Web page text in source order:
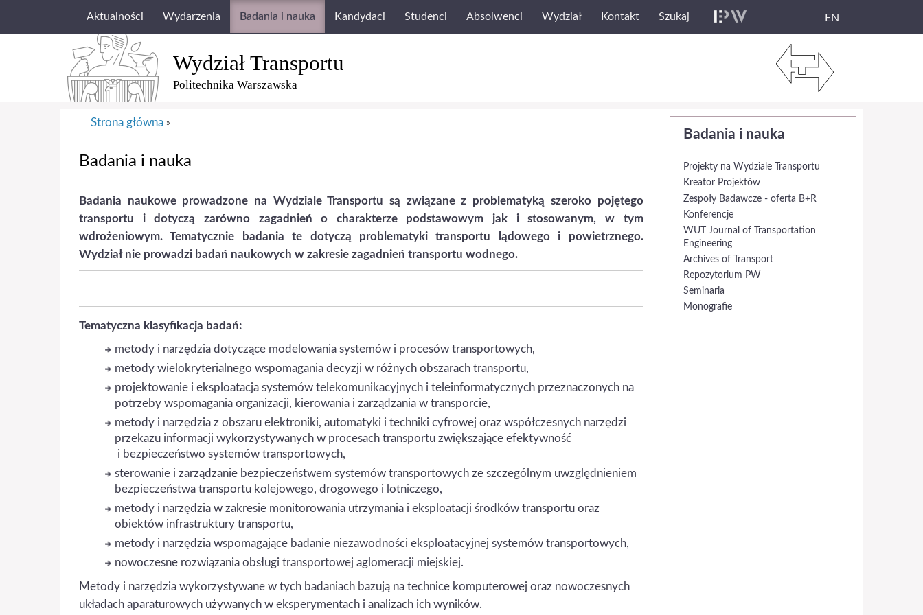
Aktualności Wydarzenia Badania i nauka Kandydaci Studenci Absolwenci Wydział Kontakt Szukaj EN
Wydział Transportu
Politechnika Warszawska
Badania i nauka
Projekty na Wydziale Transportu
Kreator Projektów
Zespoły Badawcze - oferta B+R
Konferencje
WUT Journal of Transportation
Engineering
Archives of Transport
Repozytorium PW
Seminaria
Monografie
Strona główna »
Badania i nauka
Badania naukowe prowadzone na Wydziale Transportu są związane z problematyką szeroko pojętego
transportu i dotyczą zarówno zagadnień o charakterze podstawowym jak i stosowanym, w tym
wdrożeniowym. Tematycznie badania te dotyczą problematyki transportu lądowego i powietrznego.
Wydział nie prowadzi badań naukowych w zakresie zagadnień transportu wodnego.
Tematyczna klasyfikacja badań:
metody i narzędzia dotyczące modelowania systemów i procesów transportowych,
metody wielokryterialnego wspomagania decyzji w różnych obszarach transportu,
projektowanie i eksploatacja systemów telekomunikacyjnych i teleinformatycznych przeznaczonych na
potrzeby wspomagania organizacji, kierowania i zarządzania w transporcie,
metody i narzędzia z obszaru elektroniki, automatyki i techniki cyfrowej oraz współczesnych narzędzi
przekazu informacji wykorzystywanych w procesach transportu zwiększające efektywność
i bezpieczeństwo systemów transportowych,
sterowanie i zarządzanie bezpieczeństwem systemów transportowych ze szczególnym uwzględnieniem
bezpieczeństwa transportu kolejowego, drogowego i lotniczego,
metody i narzędzia w zakresie monitorowania utrzymania i eksploatacji środków transportu oraz
obiektów infrastruktury transportu,
metody i narzędzia wspomagające badanie niezawodności eksploatacyjnej systemów transportowych,
nowoczesne rozwiązania obsługi transportowej aglomeracji miejskiej.
Metody i narzędzia wykorzystywane w tych badaniach bazują na technice komputerowej oraz nowoczesnych
układach aparaturowych używanych w eksperymentach i analizach ich wyników.